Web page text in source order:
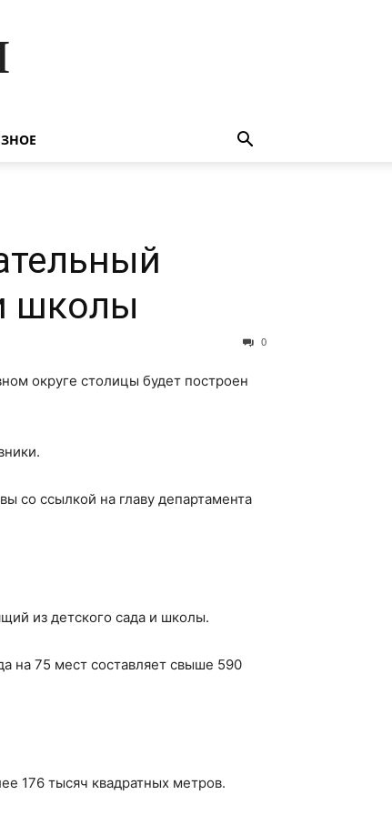
школы
0
округе столицы будет построен
со ссылкой на главу департамента
из детского сада и школы.
на 75 мест составляет свыше 590
176 тысяч квадратных метров.